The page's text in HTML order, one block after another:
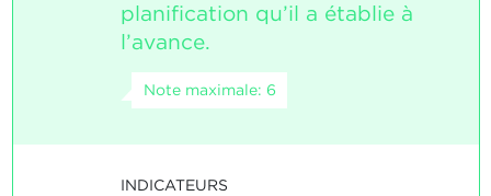
planification qu’il a établie à
l’avance.
Note maximale: 6
INDICATEURS